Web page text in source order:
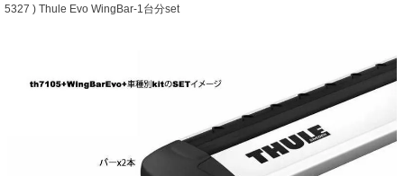
5327 ) Thule Evo WingBar-1台分set